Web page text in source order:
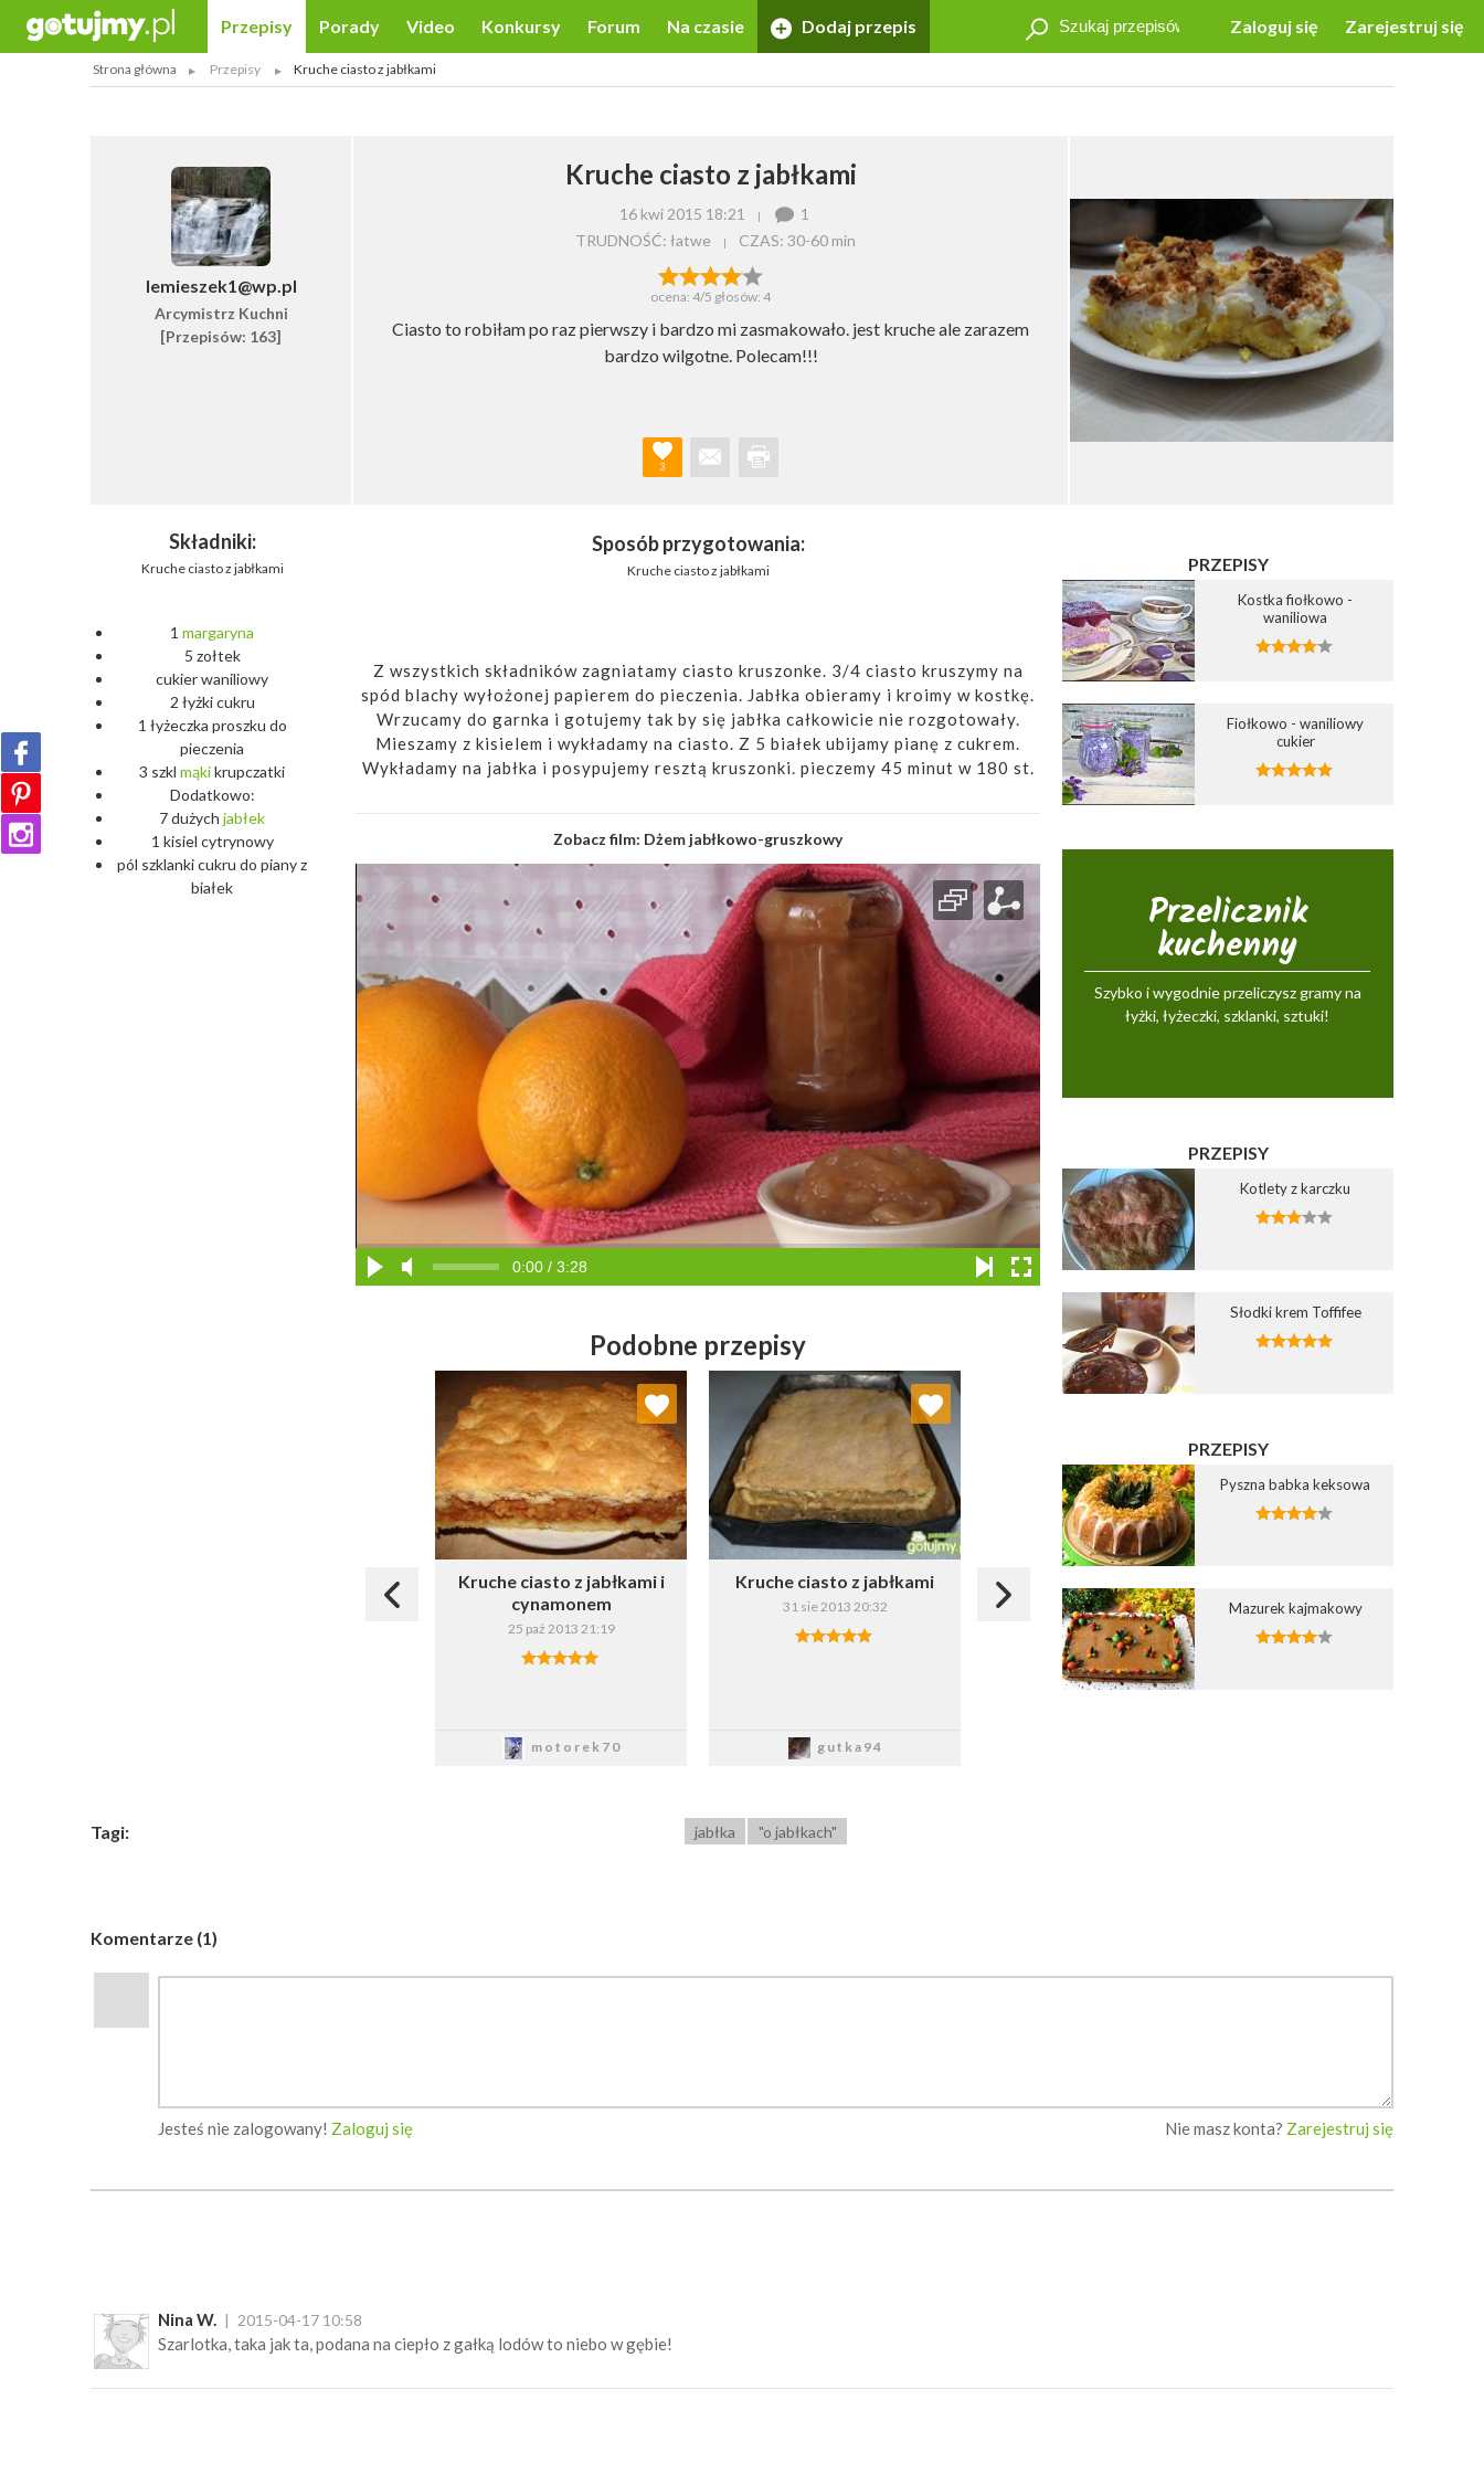
Zaloguj się Zarejestruj się
Przepisy Porady Video Konkursy Forum Na czasie Dodaj przepis
Strona główna Przepisy Kruche ciasto z jabłkami
lemieszek1@wp.pl
Arcymistrz Kuchni
[Przepisów: 163]
Kruche ciasto z jabłkami
16 kwi 2015 18:21
1
TRUDNOŚĆ: łatwe
CZAS: 30-60 min
ocena: 4/5 głosów: 4
Ciasto to robiłam po raz pierwszy i bardzo mi zasmakowało. jest kruche ale zarazem
bardzo wilgotne. Polecam!!!
3
Składniki:
Kruche ciasto z jabłkami
1 margaryna
5 zołtek
cukier waniliowy
2 łyżki cukru
1 łyżeczka proszku do
pieczenia
3 szkl mąkikrupczatki
Dodatkowo:
7 dużych jabłek
1 kisiel cytrynowy
pól szklanki cukru do piany z
białek
Sposób przygotowania:
Kruche ciasto z jabłkami
Z wszystkich składników zagniatamy ciasto kruszonke. 3/4 ciasto kruszymy na
spód blachy wyłożonej papierem do pieczenia. Jabłka obieramy i kroimy w kostkę.
Wrzucamy do garnka i gotujemy tak by się jabłka całkowicie nie rozgotowały.
Mieszamy z kisielem i wykładamy na ciasto. Z 5 białek ubijamy pianę z cukrem.
Wykładamy na jabłka i posypujemy resztą kruszonki. pieczemy 45 minut w 180 st.
Zobacz film: Dżem jabłkowo-gruszkowy
0:00 / 3:28
Podobne przepisy
Kruche ciasto z jabłkami i
cynamonem
25 paź 2013 21:19
motorek70
Dodaj do ulubionych
Wybierz listę:
Kruche ciasto z jabłkami
31 sie 2013 20:32
gutka94
Dodaj do ulubionych
Wybierz listę:
Zapisz
03 sty 2009 20:57
Dodaj do ulubionych
22 lis 2013 14:18
PRZEPISY
Kostka fiołkowo -
waniliowa
Fiołkowo - waniliowy
cukier
Przelicznik
kuchenny
Szybko i wygodnie przeliczysz gramy na
łyżki, łyżeczki, szklanki, sztuki!
PRZEPISY
Kotlety z karczku
Słodki krem Toffifee
PRZEPISY
Pyszna babka keksowa
Mazurek kajmakowy
Tagi: jabłka "o jabłkach"
Komentarze (1)
Jesteś nie zalogowany! Zaloguj się Nie masz konta? Zarejestruj się
Nina W. 2015-04-17 10:58
Szarlotka, taka jak ta, podana na ciepło z gałką lodów to niebo w gębie!